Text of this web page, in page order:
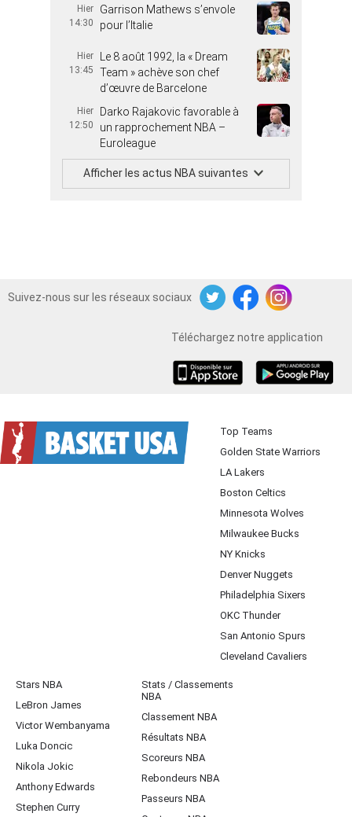
Hier
14:30
Garrison Mathews s’envole
pour l’Italie
Hier
13:45
Le 8 août 1992, la « Dream
Team » achève son chef
d’œuvre de Barcelone
Hier
12:50
Darko Rajakovic favorable à
un rapprochement NBA –
Euroleague
Afficher les actus NBA suivantes
Suivez-nous sur les réseaux sociaux
TwitterFacebookInstagram
Téléchargez notre application
Top Teams
Golden State Warriors
LA Lakers
Boston Celtics
Minnesota Wolves
Milwaukee Bucks
NY Knicks
Denver Nuggets
Philadelphia Sixers
OKC Thunder
San Antonio Spurs
Cleveland Cavaliers
Stars NBA
LeBron James
Victor Wembanyama
Luka Doncic
Nikola Jokic
Anthony Edwards
Stephen Curry
Stats / Classements
NBA
Classement NBA
Résultats NBA
Scoreurs NBA
Rebondeurs NBA
Passeurs NBA